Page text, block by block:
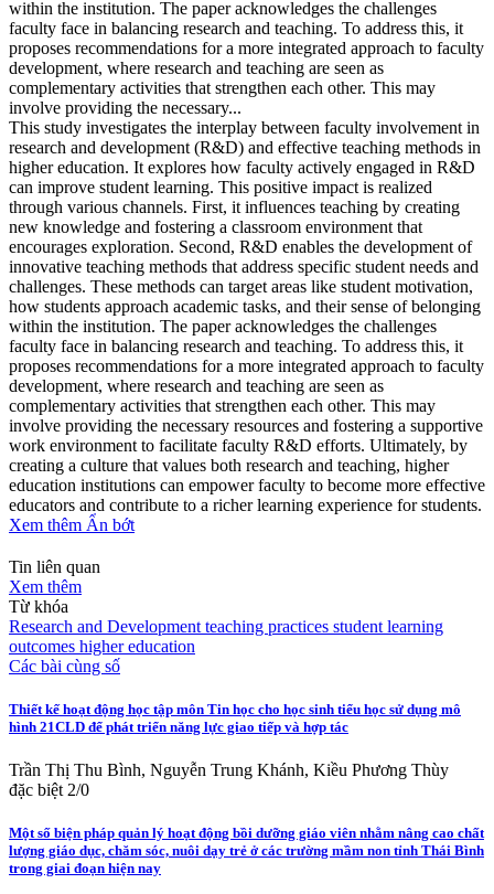
within the institution. The paper acknowledges the challenges
faculty face in balancing research and teaching. To address this, it
proposes recommendations for a more integrated approach to faculty
development, where research and teaching are seen as
complementary activities that strengthen each other. This may
involve providing the necessary...
This study investigates the interplay between faculty involvement in
research and development (R&D) and effective teaching methods in
higher education. It explores how faculty actively engaged in R&D
can improve student learning. This positive impact is realized
through various channels. First, it influences teaching by creating
new knowledge and fostering a classroom environment that
encourages exploration. Second, R&D enables the development of
innovative teaching methods that address specific student needs and
challenges. These methods can target areas like student motivation,
how students approach academic tasks, and their sense of belonging
within the institution. The paper acknowledges the challenges
faculty face in balancing research and teaching. To address this, it
proposes recommendations for a more integrated approach to faculty
development, where research and teaching are seen as
complementary activities that strengthen each other. This may
involve providing the necessary resources and fostering a supportive
work environment to facilitate faculty R&D efforts. Ultimately, by
creating a culture that values both research and teaching, higher
education institutions can empower faculty to become more effective
educators and contribute to a richer learning experience for students.
Xem thêm Ẩn bớt
Tin liên quan
Xem thêm
Từ khóa
Research and Development teaching practices student learning
outcomes higher education
Các bài cùng số
Thiết kế hoạt động học tập môn Tin học cho học sinh tiểu học sử dụng mô
hình 21CLD để phát triển năng lực giao tiếp và hợp tác
Trần Thị Thu Bình, Nguyễn Trung Khánh, Kiều Phương Thùy
đặc biệt 2/0
Một số biện pháp quản lý hoạt động bồi dưỡng giáo viên nhằm nâng cao chất
lượng giáo dục, chăm sóc, nuôi dạy trẻ ở các trường mầm non tỉnh Thái Bình
trong giai đoạn hiện nay